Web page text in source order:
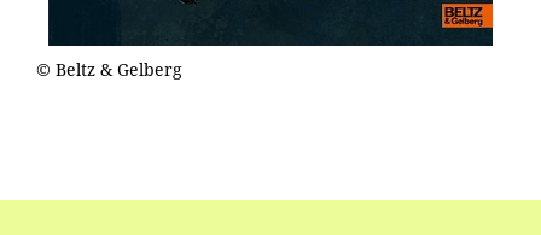
© Beltz & Gelberg